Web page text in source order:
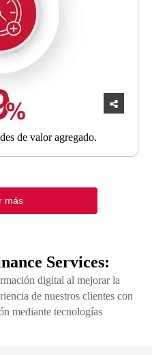
de valor agregado.
más
Services:
digital al mejorar la
de nuestros clientes con
mediante tecnologías